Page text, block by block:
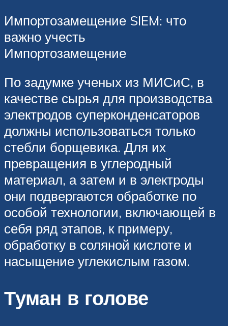
Импортозамещение SIEM: что
важно учесть
Импортозамещение
По задумке ученых из МИСиС, в
качестве сырья для производства
электродов суперконденсаторов
должны использоваться только
стебли борщевика. Для их
превращения в углеродный
материал, а затем и в электроды
они подвергаются обработке по
особой технологии, включающей в
себя ряд этапов, к примеру,
обработку в соляной кислоте и
насыщение углекислым газом.
Туман в голове